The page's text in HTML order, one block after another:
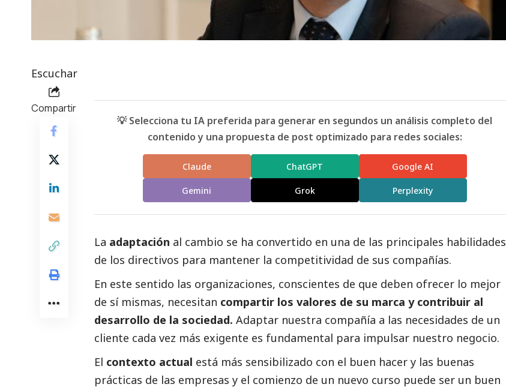
Escuchar
Compartir
💡 Selecciona tu IA preferida para generar en segundos un análisis completo del
contenido y una propuesta de post optimizado para redes sociales:
Claude ChatGPT Google AI
Gemini Grok Perplexity
La adaptación al cambio se ha convertido en una de las principales habilidades
de los directivos para mantener la competitividad de sus compañías.
En este sentido las organizaciones, conscientes de que deben ofrecer lo mejor
de sí mismas, necesitan compartir los valores de su marca y contribuir al
desarrollo de la sociedad. Adaptar nuestra compañía a las necesidades de un
cliente cada vez más exigente es fundamental para impulsar nuestro negocio.
El contexto actual está más sensibilizado con el buen hacer y las buenas
prácticas de las empresas y el comienzo de un nuevo curso puede ser un buen